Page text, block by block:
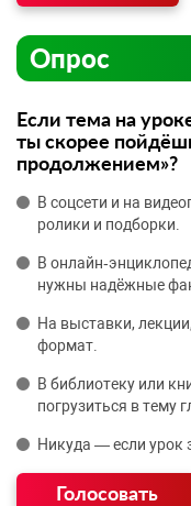
Опрос
Если тема на
ты скорее
продолжением»?
В соцсети и на
ролики и подборки.
В
нужны надёжные
На выставки,
формат.
В библиотеку или
погрузиться в тему
Никуда — если урок